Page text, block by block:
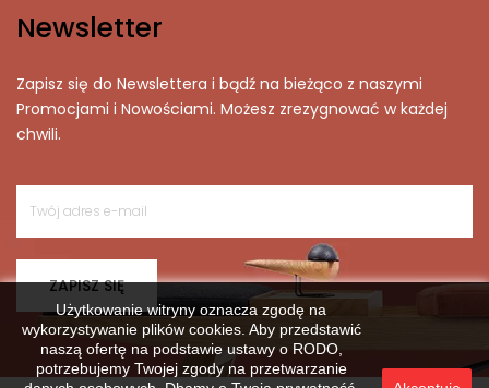
Newsletter
Zapisz się do Newslettera i bądź na bieżąco z naszymi
Promocjami i Nowościami. Możesz zrezygnować w każdej
chwili.
ZAPISZ SIĘ
Użytkowanie witryny oznacza zgodę na
wykorzystywanie plików cookies. Aby przedstawić
naszą ofertę na podstawie ustawy o RODO,
potrzebujemy Twojej zgody na przetwarzanie